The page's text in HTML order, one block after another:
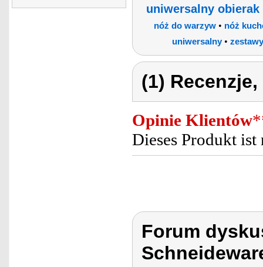
uniwersalny obierak
nóż do warzyw• nóż
uniwersalny•
(1)
Opinie Klientów
Dieses Produkt ist
Forum